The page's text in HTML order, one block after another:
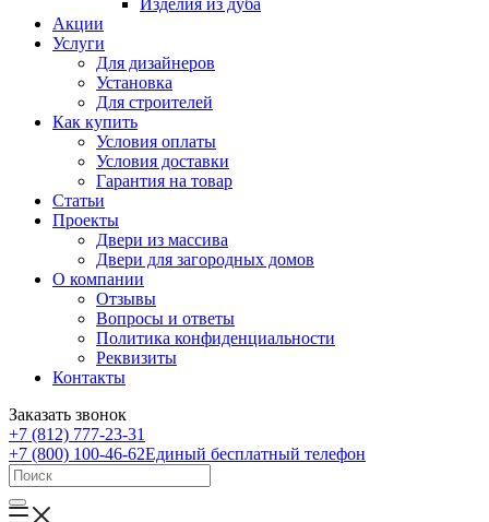
Изделия из дуба
Акции
Услуги
Для дизайнеров
Установка
Для строителей
Как купить
Условия оплаты
Условия доставки
Гарантия на товар
Статьи
Проекты
Двери из массива
Двери для загородных домов
О компании
Отзывы
Вопросы и ответы
Политика конфиденциальности
Реквизиты
Контакты
Заказать звонок
+7 (812) 777-23-31
+7 (800) 100-46-62Единый бесплатный телефон